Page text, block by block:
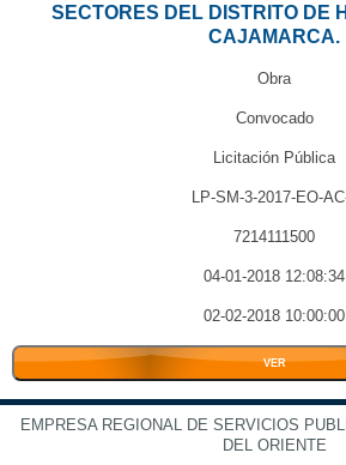
SECTORES DEL DISTRITO DE
CAJAMARCA.
Obra
Convocado
Licitación Pública
LP-SM-3-2017-EO-
7214111500
04-01-2018 12:08:34
02-02-2018 10:00:00
VER
EMPRESA REGIONAL DE SERVICIOS
DEL ORIENTE